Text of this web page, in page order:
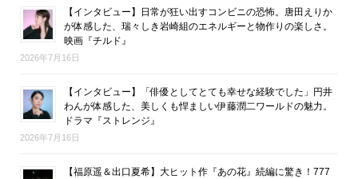
【インタビュー】日常が狂い出すコンビニの恐怖。唐田えりか
が体感した、瑞々しき岩崎組のエネルギーと物作りの楽しさ。
映画『チルド』
2026年7月16日
【インタビュー】「俳優としてとても幸せな経験でした」円井
わんが体感した、美しくも悍ましい伊藤潤二ワールドの魅力。
ドラマ『ストレンジ』
2026年7月16日
【福原遥＆出口夏希】大ヒット作『あの花』続編に驚き！777